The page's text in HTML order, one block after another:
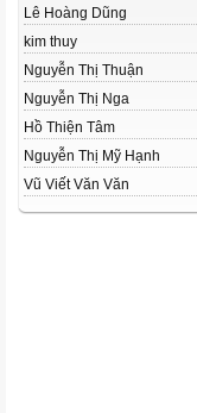
Lê Hoàng Dũng
kim thuy
Nguyễn Thị Thuận
Nguyễn Thị Nga
Hồ Thiện Tâm
Nguyễn Thị Mỹ Hạnh
Vũ Viết Văn Văn